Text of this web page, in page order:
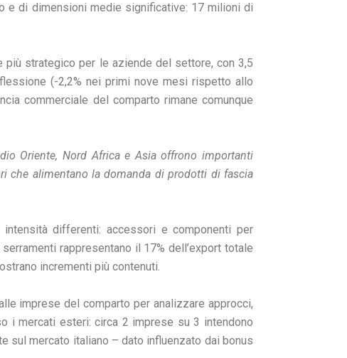
e di dimensioni medie significative: 17 milioni di
più strategico per le aziende del settore, con 3,5
(-2,2% nei primi nove mesi rispetto allo
commerciale del comparto rimane comunque
Oriente, Nord Africa e Asia offrono importanti
che alimentano la domanda di prodotti di fascia
intensità differenti: accessori e componenti per
rappresentano il 17% dell’export totale
incrementi più contenuti.
imprese del comparto per analizzare approcci,
i mercati esteri: circa 2 imprese su 3 intendono
sul mercato italiano – dato influenzato dai bonus